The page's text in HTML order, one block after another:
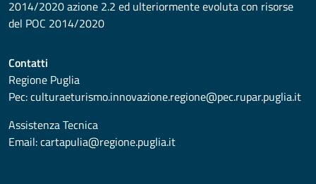
2014/2020 azione 2.2 ed ulteriormente evoluta con risorse
del POC 2014/2020
Contatti
Regione Puglia
Pec:culturaeturismo.innovazione.regione@pec.rupar.puglia.it
Assistenza Tecnica
Email:cartapulia@regione.puglia.it